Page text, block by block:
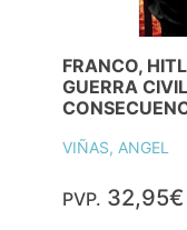
FRANCO,
GUERRA
VIÑAS, ANGEL
PVP. 32,95€